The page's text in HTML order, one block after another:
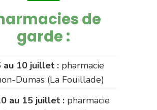
de
garde :
au 10 juillet : pharmacie
Dumas (La Fouillade)
au 15 juillet : pharmacie